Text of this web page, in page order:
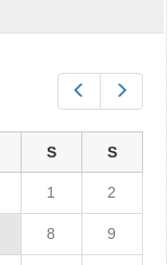
S S
1 2
8 9